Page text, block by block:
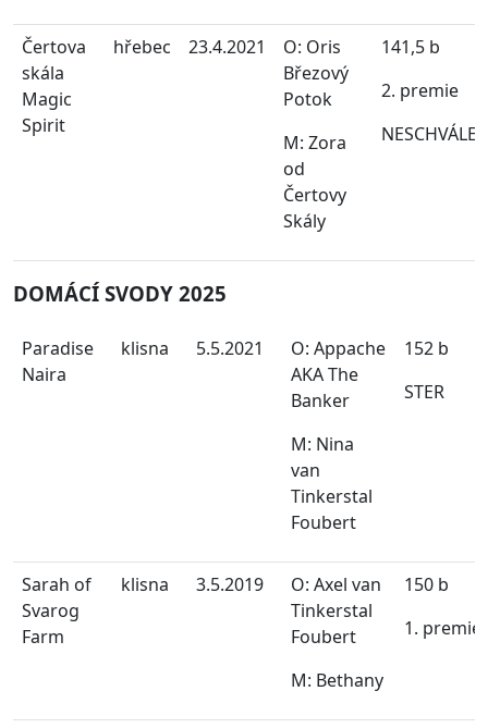
Čertova
skála
Magic
Spirit
hřebec 23.4.2021
O: Oris
Březový
Potok
M: Zora
od
Čertovy
Skály
141,5 b
2. premie
DOMÁCÍ SVODY 2025
Paradise
Naira
klisna 5.5.2021
O: Appache
AKA The
Banker
M: Nina
van
Tinkerstal
Foubert
152 b
STER
Sarah of
Svarog
Farm
klisna 3.5.2019
O: Axel van
Tinkerstal
Foubert
M: Bethany
150 b
1. premie